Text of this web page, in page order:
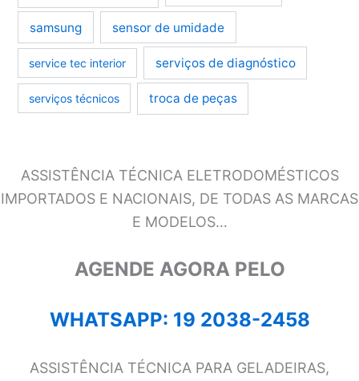
samsung sensor de umidade
service tec interior serviços de diagnóstico
serviços técnicos troca de peças
ASSISTÊNCIA TÉCNICA ELETRODOMÉSTICOS
IMPORTADOS E NACIONAIS, DE TODAS AS MARCAS
E MODELOS…
AGENDE AGORA PELO
WHATSAPP: 19 2038-2458
ASSISTÊNCIA TÉCNICA PARA GELADEIRAS,